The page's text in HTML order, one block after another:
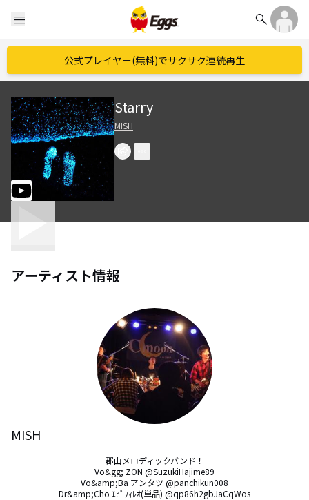
menu search
公式プレイヤー(無料)でサクサク連続再生
Starry
MISH
アーティスト情報
MISH
郡山メロディックバンド！
Vo&gg; ZON @SuzukiHajime89
Vo&amp;Ba アンタツ @panchikun008
Dr&amp;Cho ｴﾋﾞﾌｨﾚｵ(単品) @qp86h2gbJaCqWos